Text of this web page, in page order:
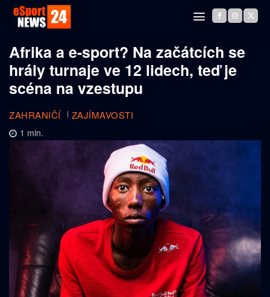
Afrika a e-sport? Na začátcích se
hrály turnaje ve 12 lidech, teď je
scéna na vzestupu
ZAHRANIČÍ ZAJÍMAVOSTI
1 min.